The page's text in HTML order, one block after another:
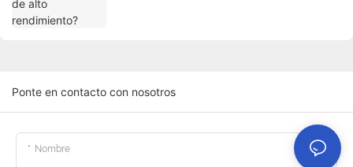
Ponte en contacto con nosotros
Nombre